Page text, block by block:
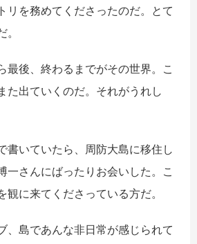
リを務めてくださったのだ。とて
後、終わるまでがその世界。こ
た出ていくのだ。それがうれし
書いていたら、周防大島に移住し
一さんにばったりお会いした。こ
観に来てくださっている方だ。
、島であんな非日常が感じられて